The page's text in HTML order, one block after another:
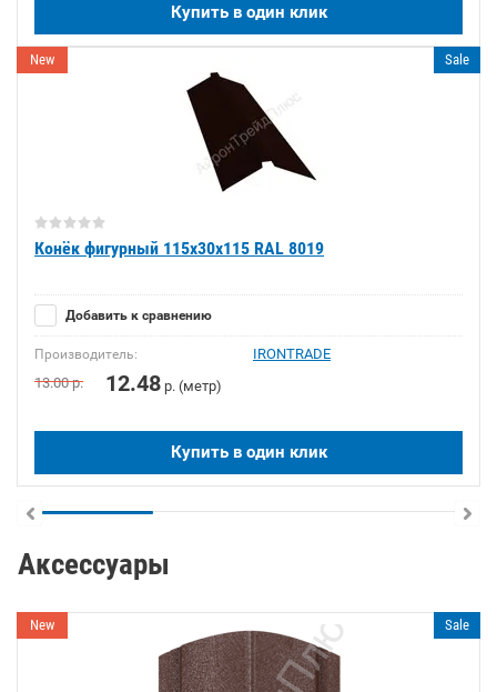
Купить в один клик
New Sale
Конёк фигурный 115х30х115 RAL 8019
Добавить к сравнению
Производитель:
IRONTRADE
13.00р. 12.48 р. (метр)
Купить в один клик
Аксессуары
New Sale